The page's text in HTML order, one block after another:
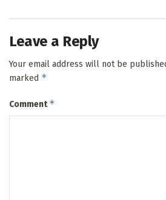
Leave a Reply
Your email address will not be
marked *
Comment*